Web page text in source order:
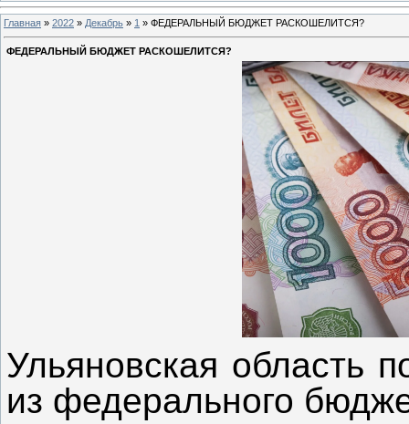
Главная » 2022 » Декабрь » 1 » ФЕДЕРАЛЬНЫЙ БЮДЖЕТ РАСКОШЕЛИТСЯ?
ФЕДЕРАЛЬНЫЙ БЮДЖЕТ РАСКОШЕЛИТСЯ?
Ульяновская область
из федерального